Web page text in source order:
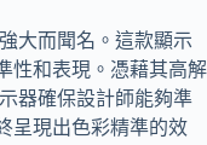
大而聞名。這款顯示
性和表現。憑藉其高解
器確保設計師能夠準
呈現出色彩精準的效